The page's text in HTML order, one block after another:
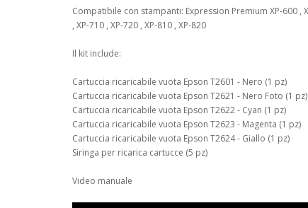
Compatibile con stampanti: Expression Premium XP-600 ,
, XP-710 , XP-720 , XP-810 , XP-820
Il kit include:
Cartuccia ricaricabile vuota Epson T2601 - Nero (1 pz)
Cartuccia ricaricabile vuota Epson T2621 - Nero Foto (1 pz)
Cartuccia ricaricabile vuota Epson T2622 - Cyan (1 pz)
Cartuccia ricaricabile vuota Epson T2623 - Magenta (1 pz)
Cartuccia ricaricabile vuota Epson T2624 - Giallo (1 pz)
Siringa per ricarica cartucce (5 pz)
Video manuale